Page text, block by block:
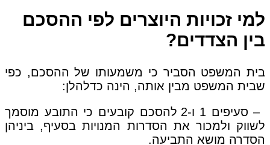
למי זכויות היוצרים לפי ההסכם
בין הצדדים?
בית המשפט הסביר כי משמעותו של ההסכם, כפי
שבית המשפט מבין אותה, הינה כדלהלן:
– סעיפים 1 ו-2 להסכם קובעים כי התובע מוסמך
לשווק ולמכור את הסדרות המנויות בסעיף, ביניהן
הסדרה מושא התביעה.